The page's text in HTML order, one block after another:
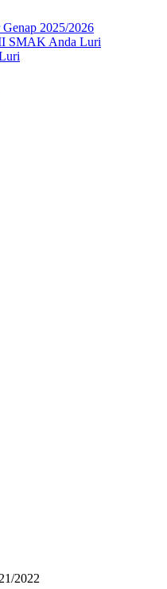
2025/2026
SMAK Anda Luri
2022